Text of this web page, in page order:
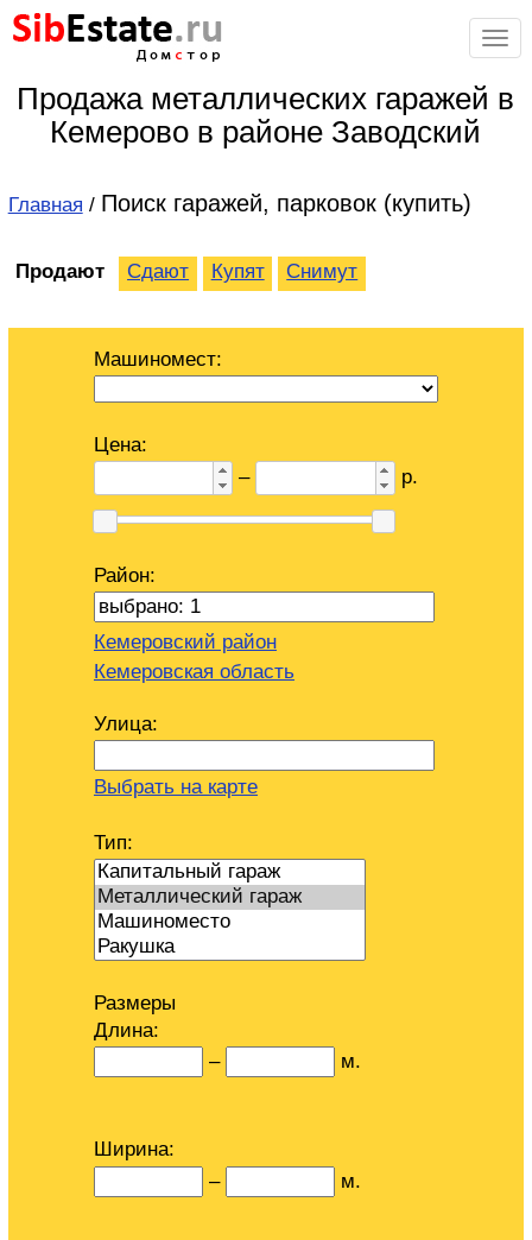
SibEstate.ru
стор
Продажа металлических гаражей в
Кемерово в районе Заводский
Главная / Поиск гаражей, парковок (купить)
Продают Сдают Купят Снимут
Машиномест:
Цена:
–
р.
Район:
Кемеровский район
Кемеровская область
Улица:
Выбрать на карте
Тип:
Размеры
Длина:
–
м.
Ширина:
–
м.